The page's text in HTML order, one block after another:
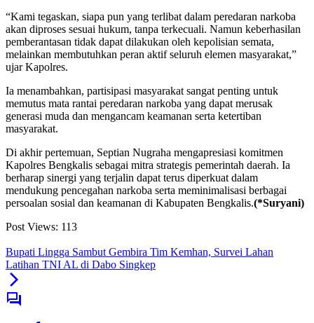
“Kami tegaskan, siapa pun yang terlibat dalam peredaran narkoba
akan diproses sesuai hukum, tanpa terkecuali. Namun keberhasilan
pemberantasan tidak dapat dilakukan oleh kepolisian semata,
melainkan membutuhkan peran aktif seluruh elemen masyarakat,”
ujar Kapolres.
Ia menambahkan, partisipasi masyarakat sangat penting untuk
memutus mata rantai peredaran narkoba yang dapat merusak
generasi muda dan mengancam keamanan serta ketertiban
masyarakat.
Di akhir pertemuan, Septian Nugraha mengapresiasi komitmen
Kapolres Bengkalis sebagai mitra strategis pemerintah daerah. Ia
berharap sinergi yang terjalin dapat terus diperkuat dalam
mendukung pencegahan narkoba serta meminimalisasi berbagai
persoalan sosial dan keamanan di Kabupaten Bengkalis.(*Suryani)
Post Views: 113
Bupati Lingga Sambut Gembira Tim Kemhan, Survei Lahan
Latihan TNI AL di Dabo Singkep